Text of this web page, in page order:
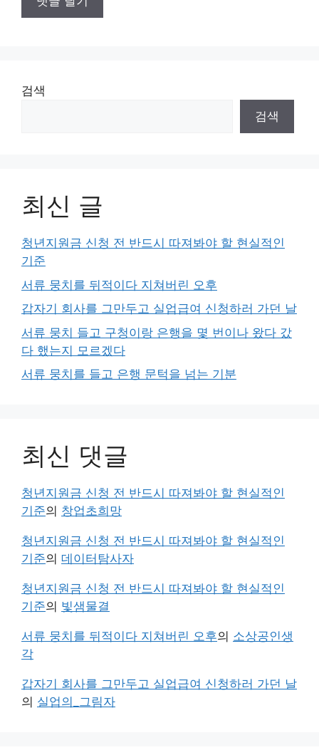
검색
검색
최신 글
청년지원금 신청 전 반드시 따져봐야 할 현실적인
기준
서류 뭉치를 뒤적이다 지쳐버린 오후
갑자기 회사를 그만두고 실업급여 신청하러 가던 날
서류 뭉치 들고 구청이랑 은행을 몇 번이나 왔다 갔
다 했는지 모르겠다
서류 뭉치를 들고 은행 문턱을 넘는 기분
최신 댓글
청년지원금 신청 전 반드시 따져봐야 할 현실적인
기준의 창업초희망
청년지원금 신청 전 반드시 따져봐야 할 현실적인
기준의 데이터탐사자
청년지원금 신청 전 반드시 따져봐야 할 현실적인
기준의 빛샘물결
서류 뭉치를 뒤적이다 지쳐버린 오후의 소상공인생
각
갑자기 회사를 그만두고 실업급여 신청하러 가던 날
의 실업의_그림자